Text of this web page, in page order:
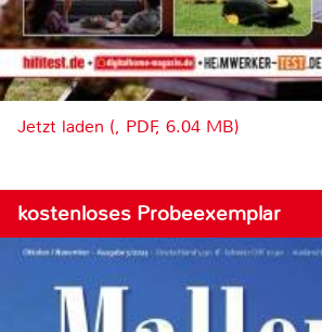
Jetzt laden (, PDF, 6.04 MB)
kostenloses Probeexemplar